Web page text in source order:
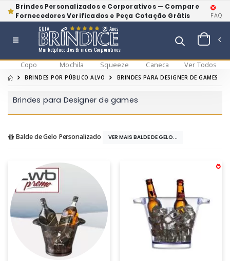
Brindes Personalizados e Corporativos — Compare
Fornecedores Verificados e Peça Cotação Grátis
FAQ
Marketplace dos Brindes Corporativos
GUIA 39 Anos
Copo Mochila Squeeze Caneca Ver Todos
BRINDES POR PÚBLICO ALVO BRINDES PARA DESIGNER DE GAMES
Brindes para Designer de games
Balde de Gelo Personalizado VER MAIS BALDE DE GELO...